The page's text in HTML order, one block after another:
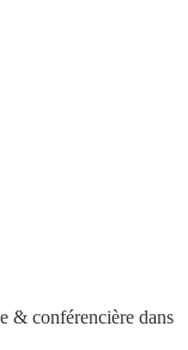
& conférencière dans